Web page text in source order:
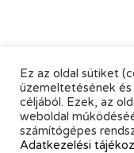
Ez az oldal sütiket
üzemeltetésének és
céljából. Ezek, az
weboldal
számítógépes
Adatkezelési